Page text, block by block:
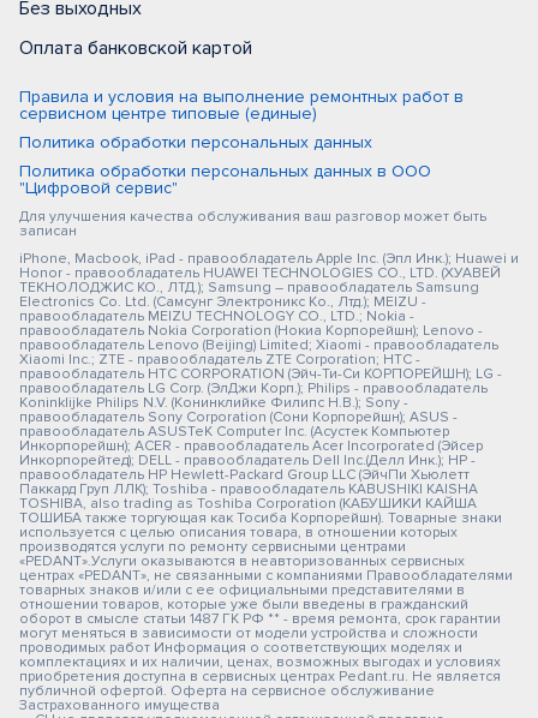
Без выходных
Оплата банковской картой
Правила и условия на выполнение ремонтных работ в
сервисном центре типовые (единые)
Политика обработки персональных данных
Политика обработки персональных данных в ООО
"Цифровой сервис"
Для улучшения качества обслуживания ваш разговор может быть
записан
iPhone, Macbook, iPad - правообладатель Apple Inc. (Эпл Инк.); Huawei и
Honor - правообладатель HUAWEI TECHNOLOGIES CO., LTD. (ХУАВЕЙ
ТЕКНОЛОДЖИС КО., ЛТД.); Samsung – правообладатель Samsung
Electronics Co. Ltd. (Самсунг Электроникс Ко., Лтд.); MEIZU -
правообладатель MEIZU TECHNOLOGY CO., LTD.; Nokia -
правообладатель Nokia Corporation (Нокиа Корпорейшн); Lenovo -
правообладатель Lenovo (Beijing) Limited; Xiaomi - правообладатель
Xiaomi Inc.; ZTE - правообладатель ZTE Corporation; HTC -
правообладатель HTC CORPORATION (Эйч-Ти-Си КОРПОРЕЙШН); LG -
правообладатель LG Corp. (ЭлДжи Корп.); Philips - правообладатель
Koninklijke Philips N.V. (Конинклийке Филипс Н.В.); Sony -
правообладатель Sony Corporation (Сони Корпорейшн); ASUS -
правообладатель ASUSTeK Computer Inc. (Асустек Компьютер
Инкорпорейшн); ACER - правообладатель Acer Incorporated (Эйсер
Инкорпорейтед); DELL - правообладатель Dell Inc.(Делл Инк.); HP -
правообладатель HP Hewlett-Packard Group LLC (ЭйчПи Хьюлетт
Паккард Груп ЛЛК); Toshiba - правообладатель KABUSHIKI KAISHA
TOSHIBA, also trading as Toshiba Corporation (КАБУШИКИ КАЙША
ТОШИБА также торгующая как Тосиба Корпорейшн). Товарные знаки
используется с целью описания товара, в отношении которых
производятся услуги по ремонту сервисными центрами
«PEDANT».Услуги оказываются в неавторизованных сервисных
центрах «PEDANT», не связанными с компаниями Правообладателями
товарных знаков и/или с ее официальными представителями в
отношении товаров, которые уже были введены в гражданский
оборот в смысле статьи 1487 ГК РФ ** - время ремонта, срок гарантии
могут меняться в зависимости от модели устройства и сложности
проводимых работ Информация о соответствующих моделях и
комплектациях и их наличии, ценах, возможных выгодах и условиях
приобретения доступна в сервисных центрах Pedant.ru. Не является
публичной офертой. Оферта на сервисное обслуживание
Застрахованного имущества